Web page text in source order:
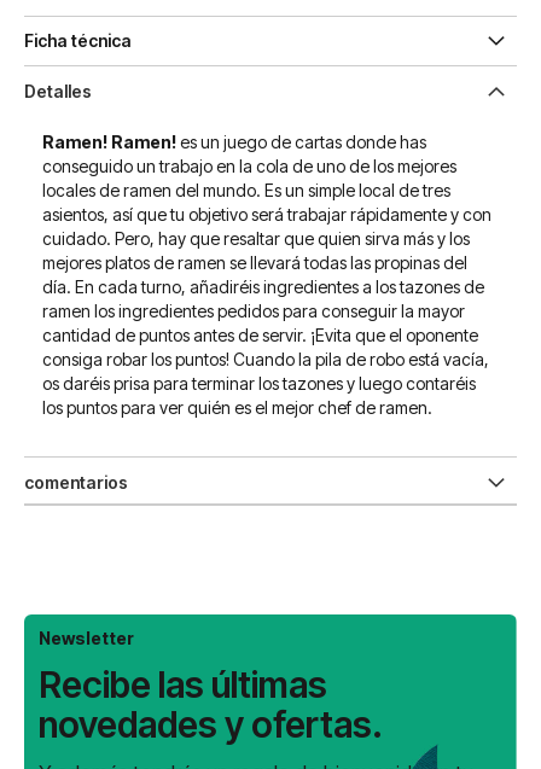
Ficha técnica
Detalles
Ramen! Ramen!es un juego de cartas donde has
conseguido un trabajo en la cola de uno de los mejores
locales de ramen del mundo. Es un simple local de tres
asientos, así que tu objetivo será trabajar rápidamente y con
cuidado. Pero, hay que resaltar que quien sirva más y los
mejores platos de ramen se llevará todas las propinas del
día. En cada turno, añadiréis ingredientes a los tazones de
ramen los ingredientes pedidos para conseguir la mayor
cantidad de puntos antes de servir. ¡Evita que el oponente
consiga robar los puntos! Cuando la pila de robo está vacía,
os daréis prisa para terminar los tazones y luego contaréis
los puntos para ver quién es el mejor chef de ramen.
comentarios
Newsletter
Recibe las últimas
novedades y ofertas.